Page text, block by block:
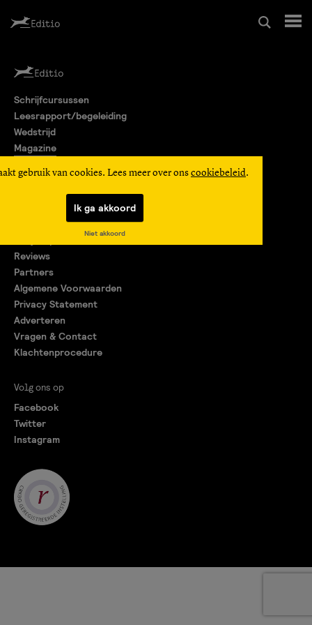
Leesrapport/begeleiding
Wedstrijd
Editio Producties
gebruik van cookies. Lees meer over ons cookiebeleid.
Ik ga akkoord
Niet akkoord
Schrijfcursussen
Leesrapport/begeleiding
Wedstrijd
Magazine
Reviews
Partners
Algemene Voorwaarden
Privacy Statement
Adverteren
Vragen & Contact
Klachtenprocedure
Volg ons op
Facebook
Twitter
Instagram